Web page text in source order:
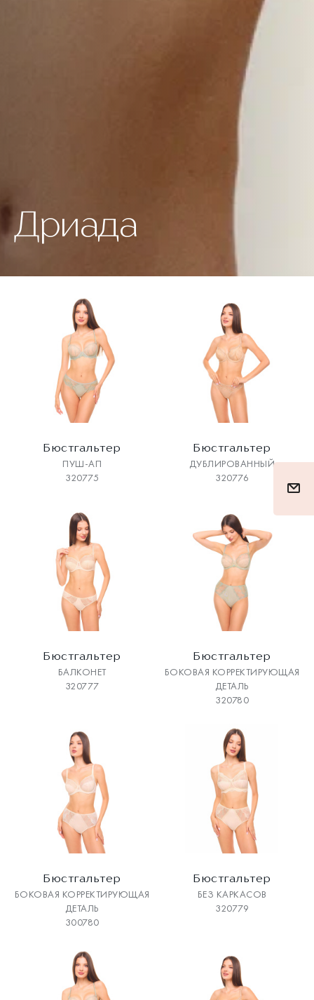
Дриада
Бюстгальтер
ПУШ-АП
320775
Бюстгальтер
ДУБЛИРОВАННЫЙ
320776
Бюстгальтер
БАЛКОНЕТ
320777
Бюстгальтер
БОКОВАЯ КОРРЕКТИРУЮЩАЯ
ДЕТАЛЬ
320780
Бюстгальтер
БОКОВАЯ КОРРЕКТИРУЮЩАЯ
ДЕТАЛЬ
300780
Бюстгальтер
БЕЗ КАРКАСОВ
320779